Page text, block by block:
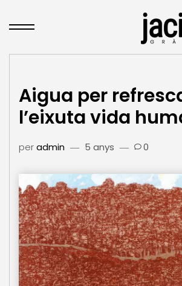
Aigua per
l’eixuta vida
peradmin 5 anys 0